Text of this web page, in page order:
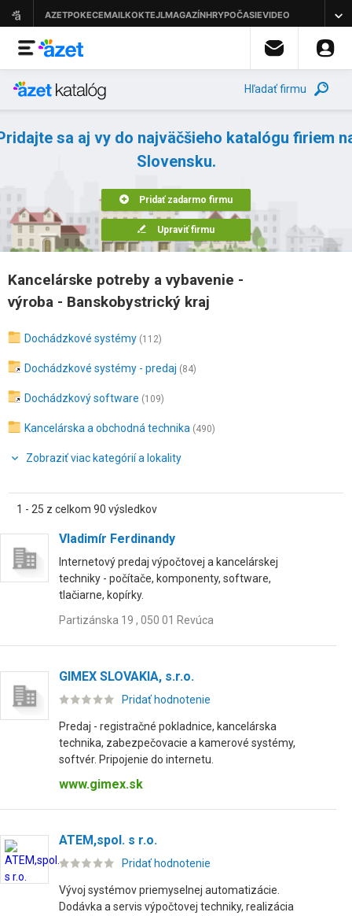
Hľadať firmu
sa aj vy do najväčšieho katalógu firiem
Slovensku.
Pridať zadarmo firmu
Upraviť firmu
Kancelárske potreby a vybavenie -
výroba - Banskobystrický kraj
Dochádzkové systémy (112)
Dochádzkové systémy - predaj (84)
Dochádzkový software (109)
Kancelárska a obchodná technika (490)
Zobraziť viac kategórií a lokality
1 - 25 z celkom 90 výsledkov
Vladimír Ferdinandy
Internetový predaj výpočtovej a kancelárskej
techniky - počítače, komponenty, software,
tlačiarne, kopírky.
Partizánska 19 , 050 01 Revúca
GIMEX SLOVAKIA, s.r.o.
Pridať hodnotenie
Predaj - registračné pokladnice, kancelárska
technika, zabezpečovacie a kamerové systémy,
softvér. Pripojenie do internetu.
www.gimex.sk
ATEM,spol. s r.o.
Pridať hodnotenie
Vývoj systémov priemyselnej automatizácie.
Dodávka a servis výpočtovej techniky, realizácia